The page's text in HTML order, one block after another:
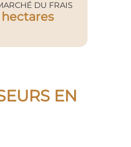
DU FRAIS
hectares
EN